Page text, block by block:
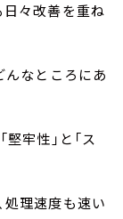
日々改善を重ね
なところにあ
牢性」と「ス
理速度も速い